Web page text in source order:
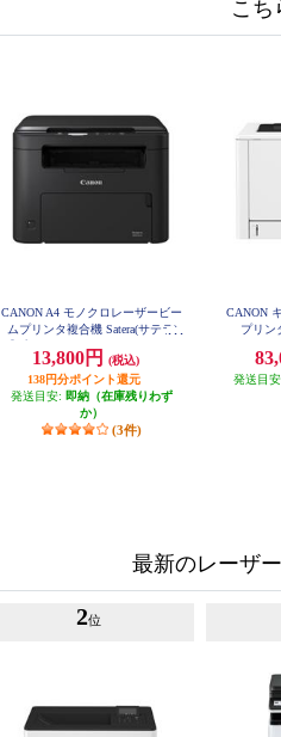
こち
CANON A4 モノクロレーザービー
ムプリンタ複合機 Satera(サテラ)
タッチパネル搭載/両面印刷対応/
無線LAN搭載】 MF272DW
13,800円
(税込)
138円分ポイント還元
発送目安: 即納（在庫残りわず
か）
(3件)
CANON
プリン
発送目
最新のレーザ
2位